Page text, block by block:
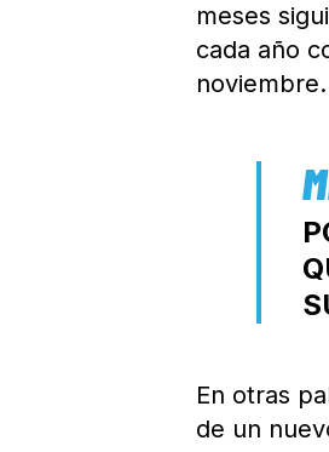
meses
cada año
noviembre.
En otras
de un